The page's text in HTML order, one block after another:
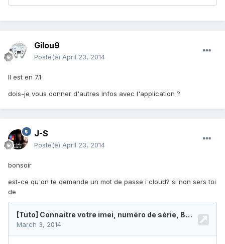
Gilou9
Posté(e) April 23, 2014
Il est en 7.1
dois-je vous donner d'autres infos avec l'application ?
J-S
Posté(e) April 23, 2014
bonsoir
est-ce qu'on te demande un mot de passe i cloud? si non sers toi
de